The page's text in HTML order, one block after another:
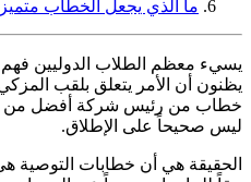
ما الذي يجعل الخطاب
يسيء معظم الطلاب الدوليين فهم
يظنون أن الأمر يتعلق بلقب
خطاب من رئيس شركة أفضل من
ليس صحيحاً على الإطلاق.
الحقيقة هي أن خطابات التوصية